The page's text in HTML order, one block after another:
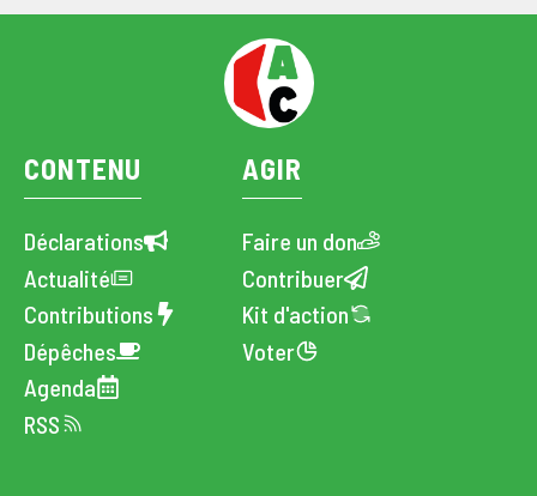
CONTENU
Déclarations
Actualité
Contributions
Dépêches
Agenda
RSS
AGIR
Faire un don
Contribuer
Kit d'action
Voter